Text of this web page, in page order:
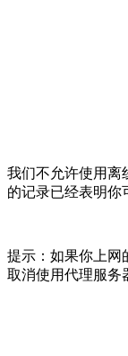
我们不允许使用离
的记录已经表明你
提示：如果你上网
取消使用代理服务